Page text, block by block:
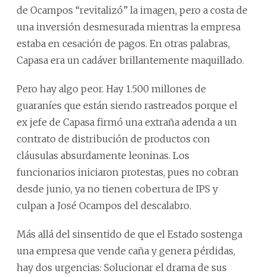
de Ocampos “revitalizó” la imagen, pero a costa de
una inversión desmesurada mientras la empresa
estaba en cesación de pagos. En otras palabras,
Capasa era un cadáver brillantemente maquillado.
Pero hay algo peor. Hay 1.500 millones de
guaraníes que están siendo rastreados porque el
ex jefe de Capasa firmó una extraña adenda a un
contrato de distribución de productos con
cláusulas absurdamente leoninas. Los
funcionarios iniciaron protestas, pues no cobran
desde junio, ya no tienen cobertura de IPS y
culpan a José Ocampos del descalabro.
Más allá del sinsentido de que el Estado sostenga
una empresa que vende caña y genera pérdidas,
hay dos urgencias: Solucionar el drama de sus